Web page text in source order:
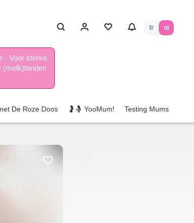
fr nl
- Voor sterke
(melk)tanden
De Roze Doos 🤰🤱 YooMum! Testing Mums